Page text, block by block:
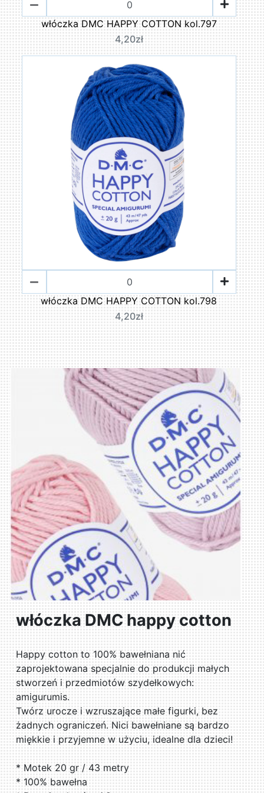
włóczka DMC HAPPY COTTON kol.797
4,20zł
włóczka DMC HAPPY COTTON kol.798
4,20zł
włóczka DMC happy cotton
Happy cotton to 100% bawełniana nić
zaprojektowana specjalnie do produkcji małych
stworzeń i przedmiotów szydełkowych:
amigurumis.
Twórz urocze i wzruszające małe figurki, bez
żadnych ograniczeń. Nici bawełniane są bardzo
miękkie i przyjemne w użyciu, idealne dla dzieci!
* Motek 20 gr / 43 metry
* 100% bawełna